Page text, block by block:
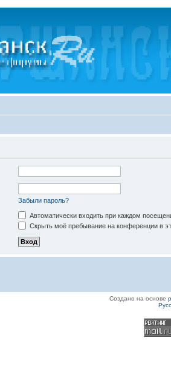
Забыли пароль?
Автоматически входить при каждом
Скрыть моё пребывание на конференции в
Создано на основе